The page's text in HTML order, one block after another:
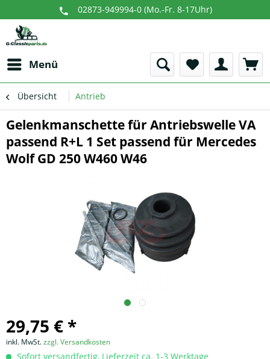
02873-949994-0 (Mo.-Fr. 8-17Uhr)
Menü
Übersicht Antrieb
Gelenkmanschette für Antriebswelle VA
passend R+L 1 Set passend für Mercedes
Wolf GD 250 W460 W46
29,75 € *
inkl. MwSt.zzgl. Versandkosten
Sofort versandfertig, Lieferzeit ca. 1-3 Werktage